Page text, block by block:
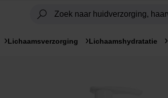
Lichaamsverzorging Lichaamshydratatie